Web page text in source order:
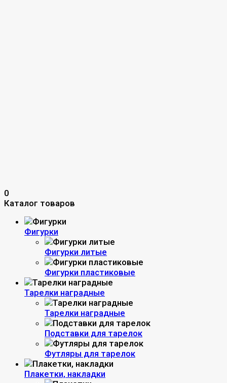
0
Каталог товаров
Фигурки
Фигурки литые
Фигурки пластиковые
Тарелки наградные
Тарелки наградные
Подставки для тарелок
Футляры для тарелок
Плакетки, накладки